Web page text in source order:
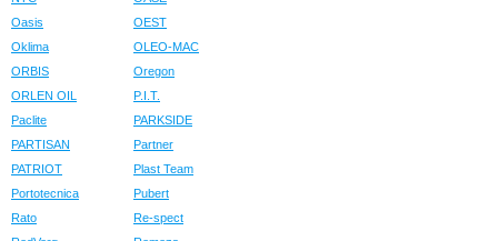
Oasis
OEST
Oklima
OLEO-MAC
ORBIS
Oregon
ORLEN OIL
P.I.T.
Paclite
PARKSIDE
PARTISAN
Partner
PATRIOT
Plast Team
Portotecnica
Pubert
Rato
Re-spect